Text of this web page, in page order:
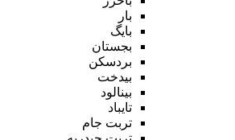
بار
بایگ
بجستان
بردسکن
بیدخت
بینالود
تایباد
تربت جام